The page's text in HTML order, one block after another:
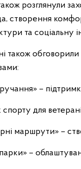
розглянули
створення
та соціальну
також
–
спорту для
маршрути» –
–